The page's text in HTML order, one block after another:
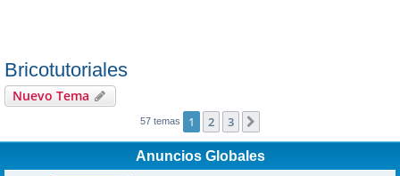
Bricotutoriales
Nuevo Tema
57 temas 1 2 3
Anuncios Globales